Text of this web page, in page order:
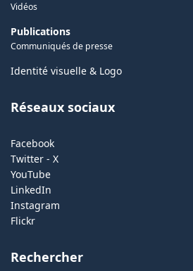
Vidéos
Publications
Communiqués de presse
Identité visuelle & Logo
Réseaux sociaux
Facebook
Twitter - X
YouTube
LinkedIn
Instagram
Flickr
Rechercher